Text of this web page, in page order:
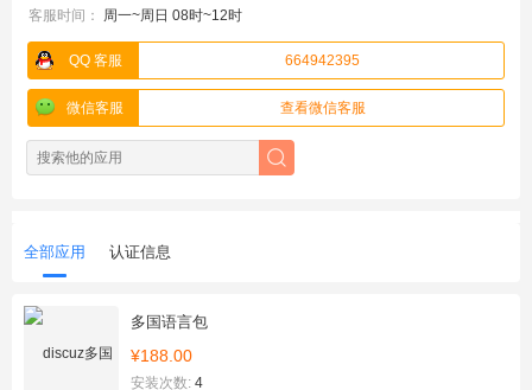
客服时间：
周一~周日 08时~12时
QQ 客服 664942395
微信客服 查看微信客服
全部应用 认证信息
多国语言包
¥188.00
安装次数: 4